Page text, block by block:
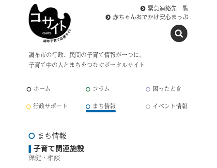
調布市の行政、民間の子育て情報が一つに。
子育て中の人とまちをつなぐポータルサイト
緊急連絡先一覧
赤ちゃんおでかけ安心まっぷ
ホーム コラム
困ったとき
行政サポート
まち情報 イベント情報
まち情報
子育て関連施設
保健・相談